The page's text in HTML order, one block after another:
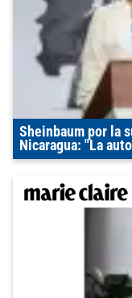
Sheinbaum por la
Nicaragua: "La